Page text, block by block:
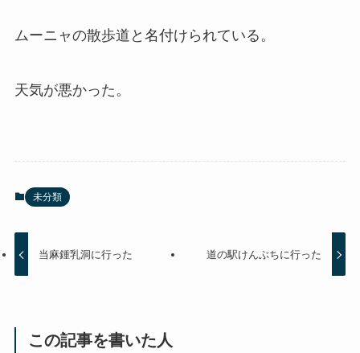
ムーニャの散歩道と名付けられている。
天気が悪かった。
未分類
当麻鍾乳洞に行った 道の駅けんぶちに行った
この記事を書いた人